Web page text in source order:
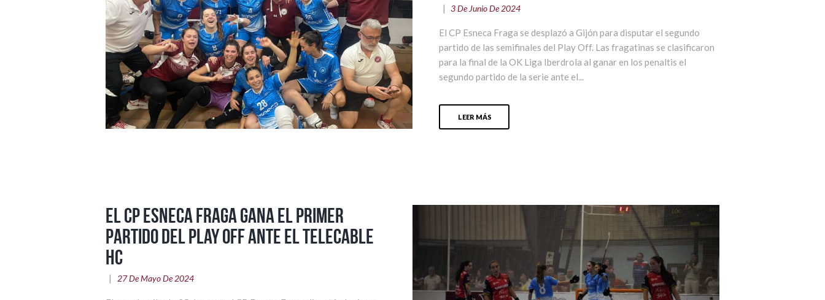
3 De Junio De 2024
El CP Esneca Fraga se desplazó a Gijón para disputar el segundo
partido de las semifinales del Play Off. Las fragatinas se clasificaron
para la final de la OK Liga Iberdrola al ganar en los penaltis el
segundo partido de la serie ante el...
LEER MÁS
El CP Esneca Fraga gana el primer
partido del Play Off ante el Telecable
HC
27 De Mayo De 2024